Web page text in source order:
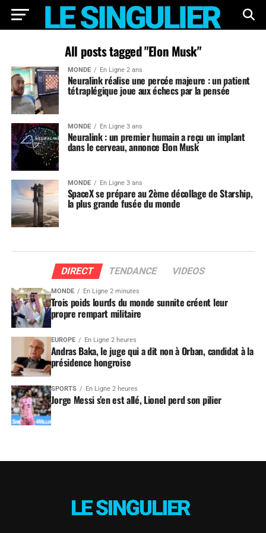
All posts tagged "Elon Musk"
MONDE En Ligne 2 ans
Neuralink réalise une percée majeure : un patient
tétraplégique joue aux échecs par la pensée
MONDE En Ligne 3 ans
Neuralink : un premier humain a reçu un implant
dans le cerveau, annonce Elon Musk
MONDE En Ligne 3 ans
SpaceX se prépare au 2ème décollage de Starship,
la plus grande fusée du monde
DIRECT TENDANCE VIDEOS
MONDE En Ligne 2 minutes
Trois poids lourds du monde sunnite créent leur
propre rempart militaire
EUROPE En Ligne 2 heures
Andras Baka, le juge qui a dit non à Orban, candidat à la
présidence hongroise
SPORTS En Ligne 2 heures
Jorge Messi s’en est allé, Lionel perd son pilier